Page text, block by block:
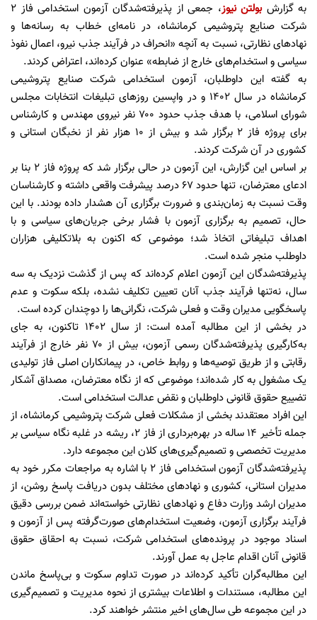
به گزارشبولتن نیوز
، جمعی از پذیرفته‌شدگان آزمون استخدامی فاز ۲
شرکت صنایع پتروشیمی کرمانشاه، در نامه‌ای خطاب به رسانه‌ها و
نهادهای نظارتی، نسبت به آنچه «انحراف در فرآیند جذب نیرو، اعمال نفوذ
سیاسی و استخدام‌های خارج از ضابطه» عنوان کرده‌اند، اعتراض کردند.
به گفته این داوطلبان، آزمون استخدامی شرکت صنایع پتروشیمی
کرمانشاه در سال ۱۴۰۲ و در واپسین روزهای تبلیغات انتخابات مجلس
شورای اسلامی، با هدف جذب حدود ۷۰۰ نفر نیروی مهندس و کارشناس
برای پروژه فاز ۲ برگزار شد و بیش از ۱۰ هزار نفر از نخبگان استانی و
کشوری در آن شرکت کردند.
بر اساس این گزارش، این آزمون در حالی برگزار شد که پروژه فاز ۲ بنا بر
ادعای معترضان، تنها حدود ۶۷ درصد پیشرفت واقعی داشته و کارشناسان
وقت نسبت به زمان‌بندی و ضرورت برگزاری آن هشدار داده بودند. با این
حال، تصمیم به برگزاری آزمون با فشار برخی جریان‌های سیاسی و با
اهداف تبلیغاتی اتخاذ شد؛ موضوعی که اکنون به بلاتکلیفی هزاران
داوطلب منجر شده است.
پذیرفته‌شدگان این آزمون اعلام کرده‌اند که پس از گذشت نزدیک به سه
سال، نه‌تنها فرآیند جذب آنان تعیین تکلیف نشده، بلکه سکوت و عدم
پاسخگویی مدیران وقت و فعلی شرکت، نگرانی‌ها را دوچندان کرده است.
در بخشی از این مطالبه آمده است: از سال ۱۴۰۲ تاکنون، به جای
به‌کارگیری پذیرفته‌شدگان رسمی آزمون، بیش از ۷۰ نفر خارج از فرآیند
رقابتی و از طریق توصیه‌ها و روابط خاص، در پیمانکاران اصلی فاز تولیدی
یک مشغول به کار شده‌اند؛ موضوعی که از نگاه معترضان، مصداق آشکار
تضییع حقوق قانونی داوطلبان و نقض عدالت استخدامی است.
این افراد معتقدند بخشی از مشکلات فعلی شرکت پتروشیمی کرمانشاه، از
جمله تأخیر ۱۴ ساله در بهره‌برداری از فاز ۲، ریشه در غلبه نگاه سیاسی بر
مدیریت تخصصی و تصمیم‌گیری‌های کلان این مجموعه دارد.
پذیرفته‌شدگان آزمون استخدامی فاز ۲ با اشاره به مراجعات مکرر خود به
مدیران استانی، کشوری و نهادهای مختلف بدون دریافت پاسخ روشن، از
مدیران ارشد وزارت دفاع و نهادهای نظارتی خواسته‌اند ضمن بررسی دقیق
فرآیند برگزاری آزمون، وضعیت استخدام‌های صورت‌گرفته پس از آزمون و
اسناد موجود در پرونده‌های استخدامی شرکت، نسبت به احقاق حقوق
قانونی آنان اقدام عاجل به عمل آورند.
این مطالبه‌گران تأکید کرده‌اند در صورت تداوم سکوت و بی‌پاسخ ماندن
این مطالبه، مستندات و اطلاعات بیشتری از نحوه مدیریت و تصمیم‌گیری
در این مجموعه طی سال‌های اخیر منتشر خواهند کرد.